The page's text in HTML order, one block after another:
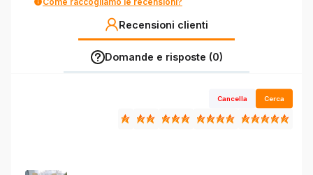
Recensioni clienti
Domande e risposte (0)
Cancella Cerca